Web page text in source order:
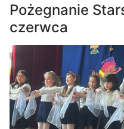
Pożegnanie
czerwca